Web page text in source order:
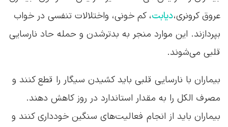
عروق کرونری،دیابت، کم خونی، واختلالات تنفسی در خواب
بپردازند. این موارد منجر به بدترشدن و حمله حاد نارسایی
قلبی می‌شوند.
بیماران با نارسایی قلبی باید کشیدن سیگار را قطع کنند و
مصرف الکل را به مقدار استاندارد در روز کاهش دهند.
بیماران باید از انجام فعالیت‌های سنگین خودداری کنند و